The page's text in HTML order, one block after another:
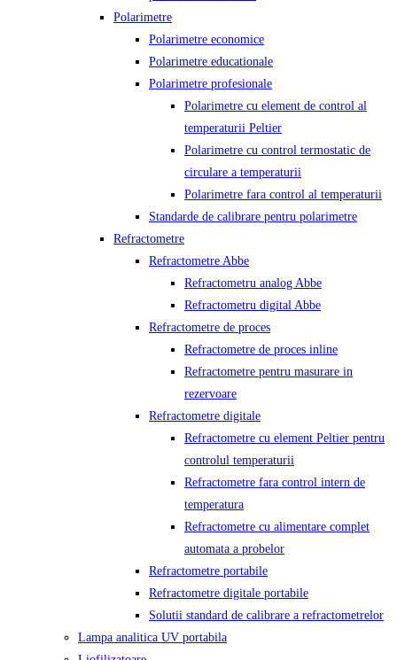
Polarimetre
Polarimetre economice
Polarimetre educationale
Polarimetre profesionale
Polarimetre cu element de control al
temperaturii Peltier
Polarimetre cu control termostatic de
circulare a temperaturii
Polarimetre fara control al temperaturii
Standarde de calibrare pentru polarimetre
Refractometre
Refractometre Abbe
Refractometru analog Abbe
Refractometru digital Abbe
Refractometre de proces
Refractometre de proces inline
Refractometre pentru masurare in
rezervoare
Refractometre digitale
Refractometre cu element Peltier pentru
controlul temperaturii
Refractometre fara control intern de
temperatura
Refractometre cu alimentare complet
automata a probelor
Refractometre portabile
Refractometre digitale portabile
Solutii standard de calibrare a refractometrelor
Lampa analitica UV portabila